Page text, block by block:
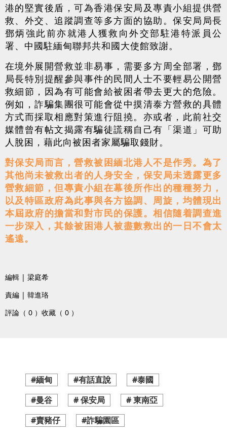
港的堅實後盾，可為香港保安局及專責小組提供營
救、外交、追蹤調查等多方面的協助。保安局局長
鄧炳強此前亦就港人獲救向外交部駐港特派員公
署、中國駐緬甸聯邦共和國大使館致謝。
在境外展開營救並非易事，需要多方周全部署，鄧
局長特別提醒參與事件的民間人士不要輕易公開營
救細節，因為有可能會給被困者帶去更大的危險。
例如，詐騙集團很可能會從中摸清泰方營救的具體
方式而採取相應對策進行阻撓。亦或者，此前社交
媒體曾有帖文揭露有騙徒謊稱自己有「渠道」可助
人脫困，藉此向被困者家屬騙取錢財。
對保安局而言，營救被困緬北港人不是作秀。為了
其他尚未被救出者的人身安全，保安局未透露更多
營救細節，但專責小組在幕後所作出的種種努力，
以及特區政府為此事與各方協調、周旋，均體現出
本屆政府的擔當和對市民的保護。相信隨着調查進
一步深入，其餘被困港人被盡數救出的一日不會太
遙遠。
編輯 | 梁庭希
責編 | 韓進珞
評論（ 0 ） 收藏（ 0 ）
#緬甸 #有話直說
#泰國
#曼谷
# 保安局
# 東南亞
#賣豬仔
#詐騙園區